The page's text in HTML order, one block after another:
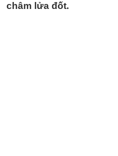
châm lửa đốt.